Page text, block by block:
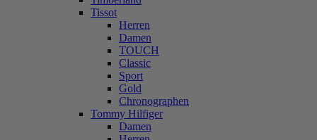
Tissot
Herren
Damen
TOUCH
Classic
Sport
Gold
Chronographen
Tommy Hilfiger
Damen